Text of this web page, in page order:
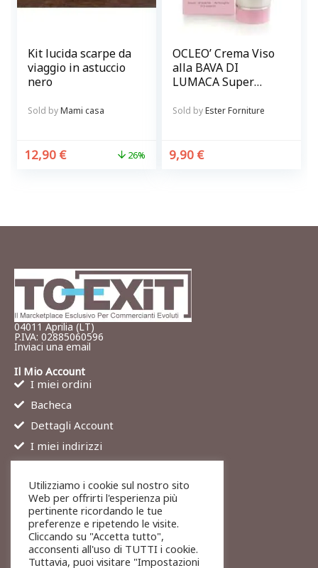
Kit lucida scarpe da
viaggio in astuccio
nero
Sold byMami casa
12,90 € 26%
OCLEO’ Crema Viso
alla BAVA DI
LUMACA Super
antirughe
Sold byEster Forniture
9,90 €
04011 Aprilia (LT)
P.IVA: 02885060596
Inviaci una email
Il Mio Account
I miei ordini
Bacheca
Dettagli Account
I miei indirizzi
Chi siamo
Services
Blog
Contatti
Utilizziamo i cookie sul nostro sito
Web per offrirti l'esperienza più
pertinente ricordando le tue
preferenze e ripetendo le visite.
Cliccando su "Accetta tutto",
acconsenti all'uso di TUTTI i cookie.
Tuttavia, puoi visitare "Impostazioni